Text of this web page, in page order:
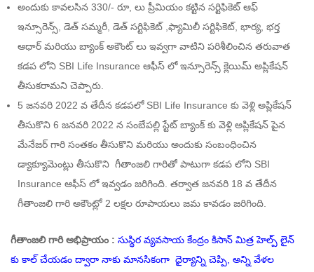
అందుకు కావలసిన 330/- రూ, లు ప్రీమియం కట్టిన సర్టిఫికెట్ ఆఫ్
ఇన్సూరెన్స్, డెత్ సమ్మరీ, డెత్ సర్టిఫికెట్ ,ఫ్యామిలీ సర్టిఫికెట్, భార్య, భర్త
ఆధార్ మరియు బ్యాంక్ అకౌంట్ లు ఇవ్వగా వాటిని పరిశీలించిన తరువాత
కడప లోని SBI Life Insurance ఆఫీస్ లో ఇన్సూరెన్స్ క్లెయిమ్ అప్లికేషన్
తీసుకరామని చెప్పారు.
5 జనవరి 2022 వ తేదీన కడపలో SBI Life Insurance కు వెళ్లి అప్లికేషన్
తీసుకొని 6 జనవరి 2022 న సంబేపల్లి స్టేట్ బ్యాంక్ కు వెళ్లి అప్లికేషన్ పైన
మేనేజర్ గారి సంతకం తీసుకొని మరియు అందుకు సంబంధించిన
డ్యాక్యూమెంట్లు తీసుకొని గీతాంజలి గారితో పాటుగా కడప లోని SBI
Insurance ఆఫీస్ లో ఇవ్వడం జరిగింది. తర్వాత జనవరి 18 వ తేదీన
గీతాంజలి గారి అకౌంట్లో 2 లక్షల రూపాయలు జమ కావడం జరిగింది.
గీతాంజలి గారి అభిప్రాయం : సుస్థిర వ్యవసాయ కేంద్రం కిసాన్ మిత్ర హెల్ప్ లైన్
కు కాల్ చేయడం ద్వారా నాకు మానసికంగా ధైర్యాన్ని చెప్పి, అన్ని వేళల